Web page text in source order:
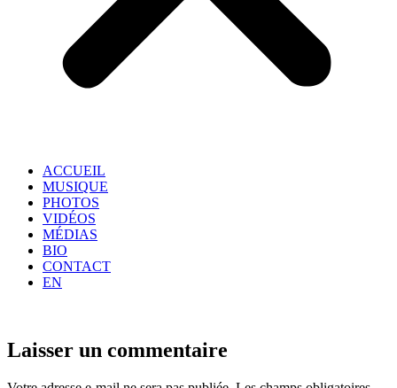
ACCUEIL
MUSIQUE
PHOTOS
VIDÉOS
MÉDIAS
BIO
CONTACT
EN
Laisser un commentaire